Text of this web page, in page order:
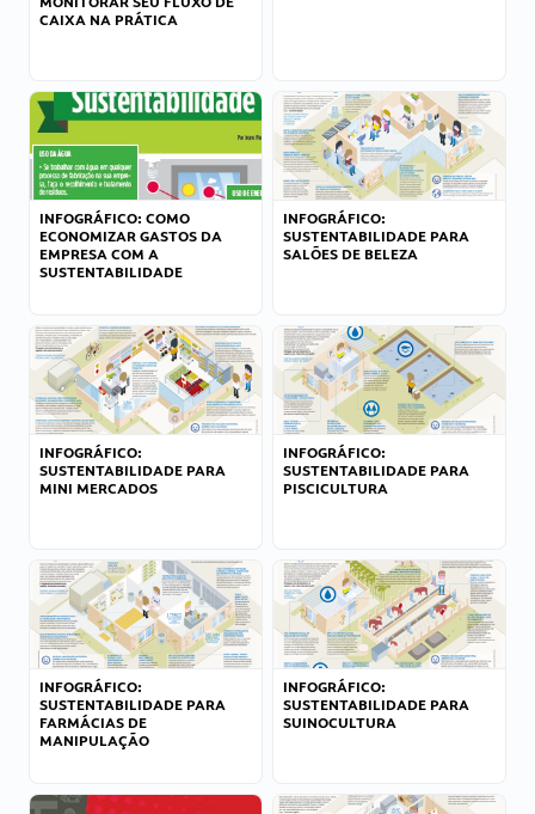
CAIXA NA PRÁTICA
INFOGRÁFICO: COMO
ECONOMIZAR GASTOS DA
EMPRESA COM A
SUSTENTABILIDADE
INFOGRÁFICO:
SUSTENTABILIDADE PARA
SALÕES DE BELEZA
INFOGRÁFICO:
SUSTENTABILIDADE PARA
MINI MERCADOS
INFOGRÁFICO:
SUSTENTABILIDADE PARA
PISCICULTURA
INFOGRÁFICO:
SUSTENTABILIDADE PARA
FARMÁCIAS DE
MANIPULAÇÃO
INFOGRÁFICO:
SUSTENTABILIDADE PARA
SUINOCULTURA